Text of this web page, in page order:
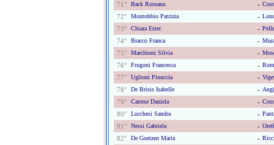
71° Back Rossana -
72° Montobbio Patrizia -
73° Chiara Ester -
74° Bracco Franca -
75° Marchioni Silvia -
76° Frugoni Francesca -
77° Uglioni Pinuccia -
78° De Brisis Isabelle -
79° Carrese Daniela -
80° Lucchesi Sandra -
81° Nessi Gabriela -
82° De Goetzen Maria -